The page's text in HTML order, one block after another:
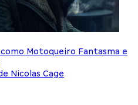
Motoqueiro Fantasma e
Nicolas Cage